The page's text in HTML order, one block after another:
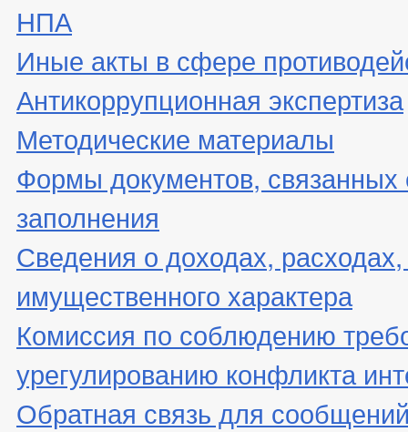
НПА
Иные акты в сфере
Антикоррупционная экспертиза
Методические материалы
Формы документов, связанных
заполнения
Сведения о доходах,
имущественного характера
Комиссия по соблюдению
урегулированию конфликта
Обратная связь для